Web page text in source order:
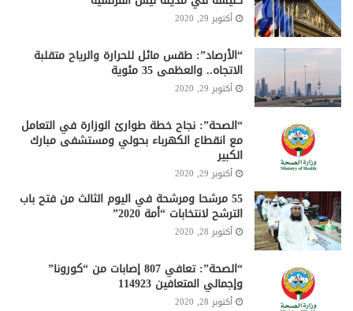
أكتوبر 29, 2020
“الأرصاد”: طقس مائل للحرارة والرياح متقلبة
الاتجاه.. والعظمى 35 مئوية
أكتوبر 29, 2020
“الصحة”: نجاح خطة طوارئ الوزارة في التعامل
مع انقطاع الكهرباء بحولي ومستشفى مبارك
الكبير
أكتوبر 29, 2020
55 مرشحا ومرشحة في اليوم الثالث من فتح باب
الترشح لانتخابات “أمة 2020”
أكتوبر 28, 2020
“الصحة”: تعافي 807 إصابات من “كورونا”
وإجمالي المتعافين 114923
أكتوبر 28, 2020